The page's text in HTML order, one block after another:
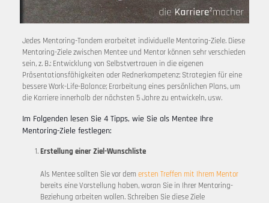
Jedes Mentoring-Tandem erarbeitet individuelle Mentoring-Ziele. Diese
Mentoring-Ziele zwischen Mentee und Mentor können sehr verschieden
sein, z. B.: Entwicklung von Selbstvertrauen in die eigenen
Präsentationsfähigkeiten oder Rednerkompetenz; Strategien für eine
bessere Work-Life-Balance; Erarbeitung eines persönlichen Plans, um
die Karriere innerhalb der nächsten 5 Jahre zu entwickeln, usw.
Im Folgenden lesen Sie 4 Tipps, wie Sie als Mentee Ihre
Mentoring-Ziele festlegen:
Erstellung einer Ziel-Wunschliste
Als Mentee sollten Sie vor dem ersten Treffen mit Ihrem Mentor
bereits eine Vorstellung haben, woran Sie in Ihrer Mentoring-
Beziehung arbeiten wollen. Schreiben Sie diese Ziele